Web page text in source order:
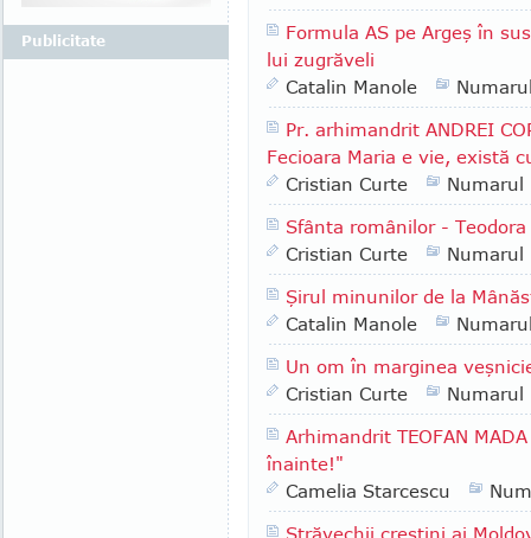
Formula AS pe Argeş în
lui zugrăveli
Catalin Manole
Pr. arhimandrit ANDREI
Fecioara Maria e vie, există
Cristian Curte
Numarul
Sfânta românilor -
Cristian Curte
Numarul
Şirul minunilor de la
Catalin Manole
Un om în marginea
Cristian Curte
Numarul
Arhimandrit TEOFAN
înainte!"
Camelia Starcescu
Străvechii creştini ai
Publicitate